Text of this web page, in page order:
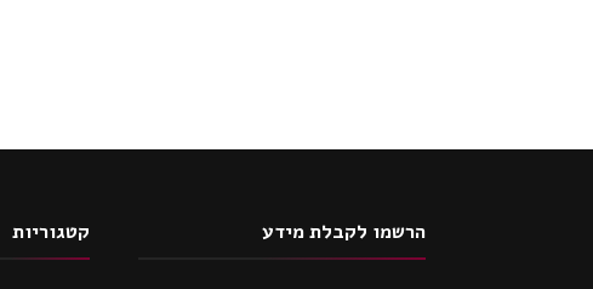
הרשמו לקבלת מידע קטגוריות